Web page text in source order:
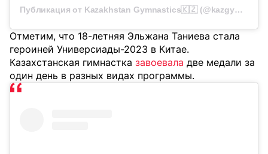
Публикация от Kazakhstan Gymnastics🇰🇿 (@kazgymfederation)
Отметим, что 18-летняя Эльжана Таниева стала
героиней Универсиады-2023 в Китае.
Казахстанская гимнастка завоевала две медали за
один день в разных видах программы.